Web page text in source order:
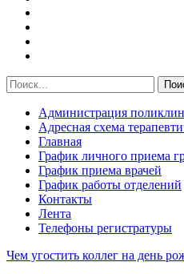
Администрация
Адресная схема
Главная
График личного приема
График приема врачей
График работы отделений
Контакты
Лента
Телефоны регистратуры
Чем угостить коллег на день